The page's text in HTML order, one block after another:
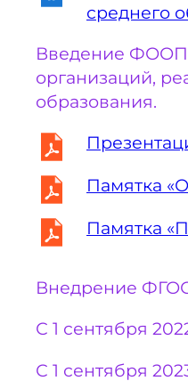
среднего
Введение ФООП
организаций,
образования.
Памятка
Памятка
Внедрение
С 1 сентября
С 1 сентября